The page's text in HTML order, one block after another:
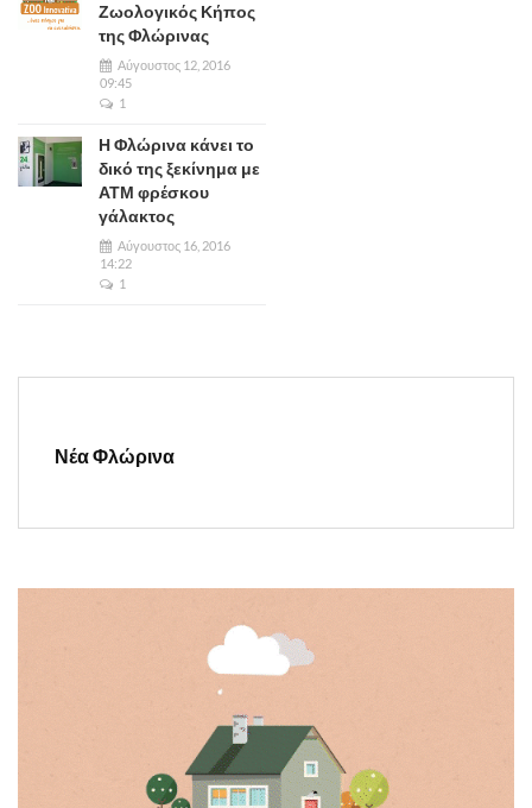
Ζωολογικός Κήπος
της Φλώρινας
Αύγουστος 12, 2016
09:45
1
Η Φλώρινα κάνει το
δικό της ξεκίνημα με
ΑΤΜ φρέσκου
γάλακτος
Αύγουστος 16, 2016
14:22
1
Νέα Φλώρινα